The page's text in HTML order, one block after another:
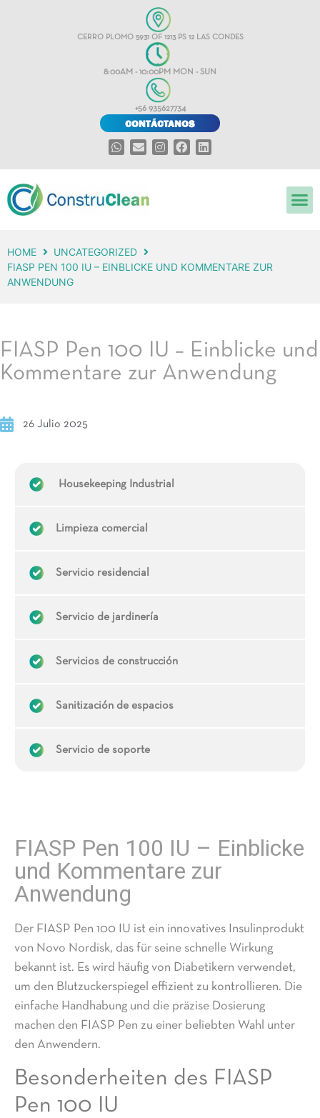
CERRO PLOMO 5931 OF 1213 PS 12 LAS CONDES
8:00AM - 10:00PM MON - SUN
+56 935627734
CONTÁCTANOS
HOME
UNCATEGORIZED
FIASP PEN 100 IU – EINBLICKE UND KOMMENTARE ZUR
ANWENDUNG
FIASP Pen 100 IU – Einblicke und
Kommentare zur Anwendung
26 Julio 2025
Housekeeping Industrial
Limpieza comercial
Servicio residencial
Servicio de jardinería
Servicios de construcción
Sanitización de espacios
Servicio de soporte
FIASP Pen 100 IU – Einblicke
und Kommentare zur
Anwendung
Der FIASP Pen 100 IU ist ein innovatives Insulinprodukt
von Novo Nordisk, das für seine schnelle Wirkung
bekannt ist. Es wird häufig von Diabetikern verwendet,
um den Blutzuckerspiegel effizient zu kontrollieren. Die
einfache Handhabung und die präzise Dosierung
machen den FIASP Pen zu einer beliebten Wahl unter
den Anwendern.
Besonderheiten des FIASP
Pen 100 IU